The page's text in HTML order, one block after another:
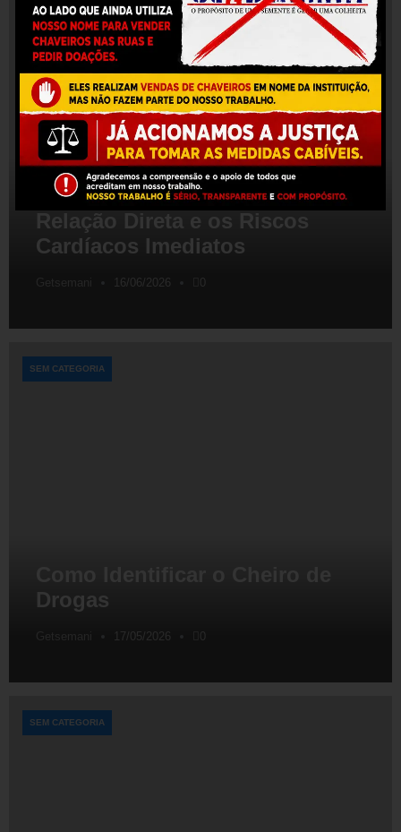
Cocaína e Infarto: Entenda a
Relação Direta e os Riscos
Cardíacos Imediatos
16/06/2026 0
SEM CATEGORIA
Drogas
17/05/2026 0
SEM CATEGORIA
SEM CATEGORIA